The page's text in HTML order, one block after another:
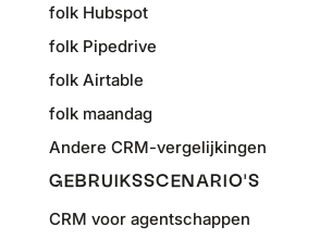
folk Hubspot
folk Pipedrive
folk Airtable
folk maandag
Andere CRM-vergelijkingen
GEBRUIKSSCENARIO'S
CRM voor agentschappen